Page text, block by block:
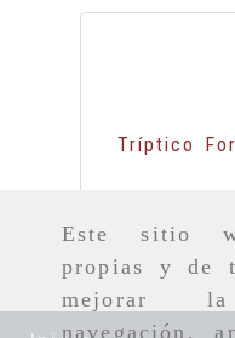
Este sitio
propias y de
mejorar
navegación,
Tríptico